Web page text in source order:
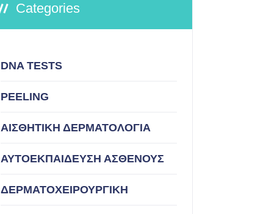
Categories
DNA TESTS
PEELING
ΑΙΣΘΗΤΙΚΗ ΔΕΡΜΑΤΟΛΟΓΙΑ
ΑΥΤΟΕΚΠΑΙΔΕΥΣΗ ΑΣΘΕΝΟΥΣ
ΔΕΡΜΑΤΟΧΕΙΡΟΥΡΓΙΚΗ